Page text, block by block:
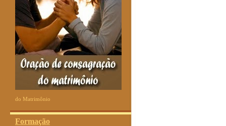
do Matrimônio
Formação